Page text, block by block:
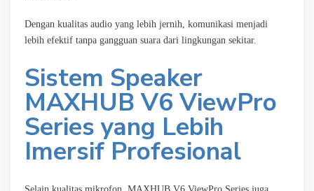
Dengan kualitas audio yang lebih jernih, komunikasi menjadi
lebih efektif tanpa gangguan suara dari lingkungan sekitar.
Sistem Speaker
MAXHUB V6 ViewPro
Series yang Lebih
Imersif Profesional